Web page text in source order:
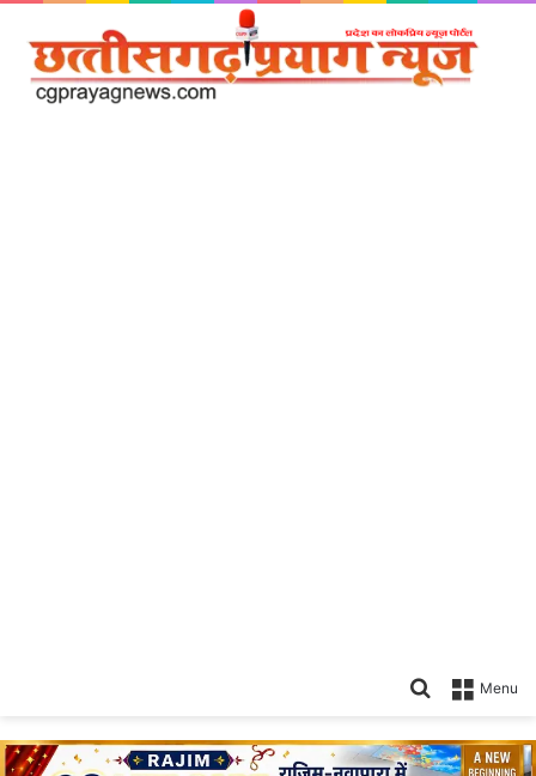
Menu
Search